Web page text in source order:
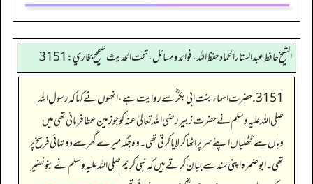
الشيخ حافط عبدالستار الحماد حفظ الله، فوائد و مسائل، تحت الحديث صحيح بخاري:3151
3151. حضرت اسماء بنت ابی بکر ؓ سے روایت ہے، انھوں نے کہا کہ رسول اللہ
صلی اللہ علیہ وسلم نے حضرت زبیر رضی اللہ تعالیٰ عنہ کو جو زمین عطا فرمائی تھی میں
وہاں سے گٹھلیاں اپنے سر پر اٹھا کر لایا کرتی تھی۔ وہ جگہ میرے گھر سے دو تہائی فرسخ پر
تھی۔ ابو ضمرہ اپنی سند سے بیان کرتے ہیں کہ نبی کریم صلی اللہ علیہ وسلم نے بنو نضیر